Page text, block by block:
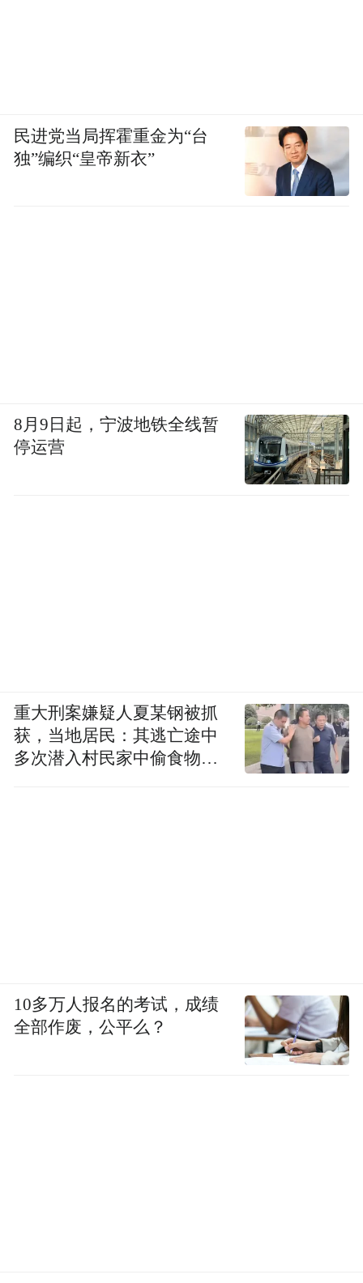
民进党当局挥霍重金为“台
独”编织“皇帝新衣”
8月9日起，宁波地铁全线暂
停运营
重大刑案嫌疑人夏某钢被抓
获，当地居民：其逃亡途中
多次潜入村民家中偷食物被
10多万人报名的考试，成绩
全部作废，公平么？